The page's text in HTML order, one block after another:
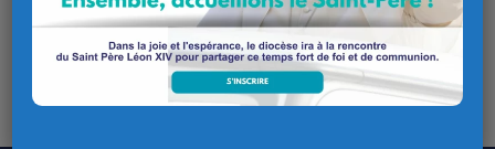
à 20h30 également
Elle sera accompagnée par Philippe Guével.
Participation libre.